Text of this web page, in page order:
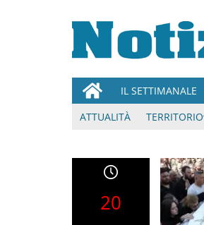
IL SETTIMANALE
ATTUALITÀ
TERRITORIO
20